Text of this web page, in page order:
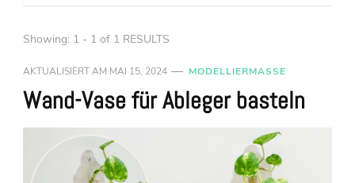
Showing: 1 - 1 of 1 RESULTS
AKTUALISIERT AM MAI 15, 2024 MODELLIERMASSE
Wand-Vase für Ableger basteln